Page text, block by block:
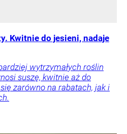
Kwitnie do jesieni, nadaje
wytrzymałych roślin
suszę, kwitnie aż do
zarówno na rabatach, jak i